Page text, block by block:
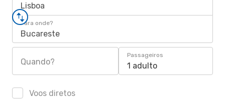
Lisboa
Para onde?
Bucareste
Quando?
Passageiros
1 adulto
Voos diretos